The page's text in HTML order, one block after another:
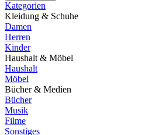
Kategorien
Kleidung & Schuhe
Damen
Herren
Kinder
Haushalt & Möbel
Haushalt
Möbel
Bücher & Medien
Bücher
Musik
Filme
Sonstiges